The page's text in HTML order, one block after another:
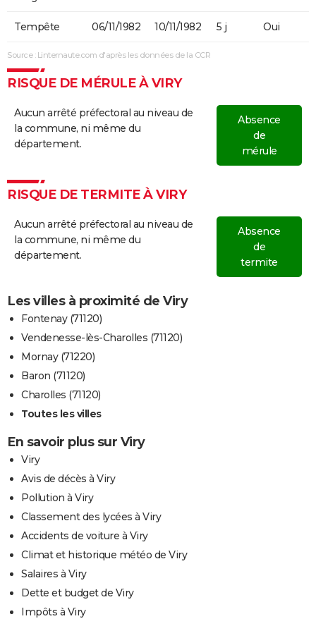
Tempête 06/11/1982 10/11/1982 5 j Oui
Source : Linternaute.com d'après les données de la CCR
RISQUE DE MÉRULE À VIRY
Aucun arrêté préfectoral au niveau de
la commune, ni même du
département.
Absence
de
mérule
RISQUE DE TERMITE À VIRY
Aucun arrêté préfectoral au niveau de
la commune, ni même du
département.
Absence
de
termite
Les villes à proximité de Viry
Fontenay (71120)
Vendenesse-lès-Charolles (71120)
Mornay (71220)
Baron (71120)
Charolles (71120)
Toutes les villes
En savoir plus sur Viry
Viry
Avis de décès à Viry
Pollution à Viry
Classement des lycées à Viry
Accidents de voiture à Viry
Climat et historique météo de Viry
Salaires à Viry
Dette et budget de Viry
Impôts à Viry